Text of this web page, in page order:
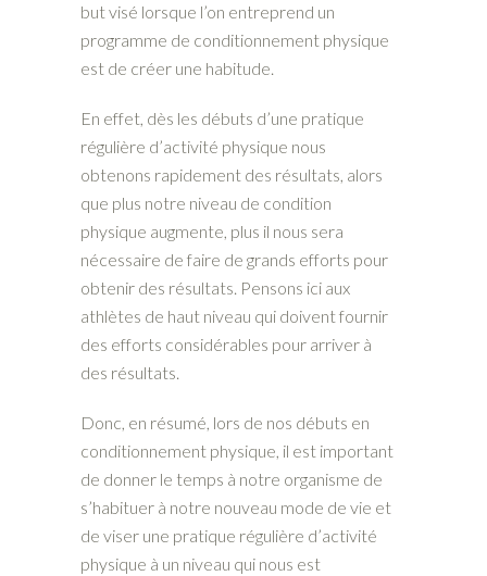
but visé lorsque l’on entreprend un
programme de conditionnement physique
est de créer une habitude.
En effet, dès les débuts d’une pratique
régulière d’activité physique nous
obtenons rapidement des résultats, alors
que plus notre niveau de condition
physique augmente, plus il nous sera
nécessaire de faire de grands efforts pour
obtenir des résultats. Pensons ici aux
athlètes de haut niveau qui doivent fournir
des efforts considérables pour arriver à
des résultats.
Donc, en résumé, lors de nos débuts en
conditionnement physique, il est important
de donner le temps à notre organisme de
s’habituer à notre nouveau mode de vie et
de viser une pratique régulière d’activité
physique à un niveau qui nous est